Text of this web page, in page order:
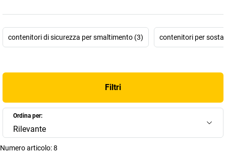
contenitori di sicurezza per smaltimento (3) contenitori per
Filtri
Ordina per:
Rilevante
Numero articolo:8